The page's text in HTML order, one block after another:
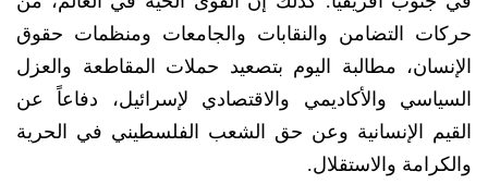
حركات التضامن والنقابات والجامعات ومنظمات حقوق
الإنسان، مطالبة اليوم بتصعيد حملات المقاطعة والعزل
السياسي والأكاديمي والاقتصادي لإسرائيل، دفاعاً عن
القيم الإنسانية وعن حق الشعب الفلسطيني في الحرية
والكرامة والاستقلال.